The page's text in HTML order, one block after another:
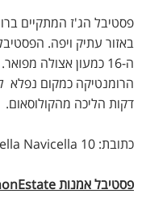
פסטיבל הג'ז המתקיים
באזור עתיק ויפה.
ה-16 כמעון אצולה
הרומנטיקה כמקום נפלא
דקות הליכה מהקולוסאום.
כתובת: Via della Navicella 10
פסטיבל אמנות FontanonEstate